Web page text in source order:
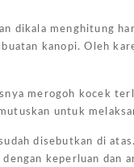
dikala menghitung
kanopi. Oleh
merogoh kocek
untuk
disebutkan di
keperluan dan